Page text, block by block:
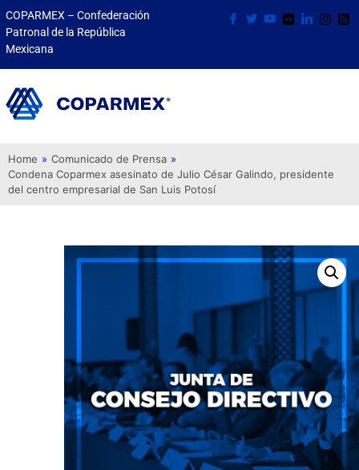
COPARMEX – Confederación
Patronal de la República
Mexicana
Home » Comunicado de Prensa »
Condena Coparmex asesinato de Julio César Galindo, presidente
del centro empresarial de San Luis Potosí